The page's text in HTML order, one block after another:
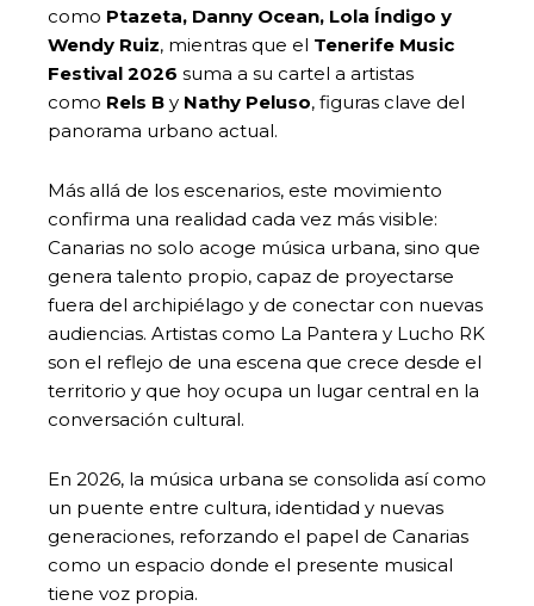
como Ptazeta, Danny Ocean, Lola Índigo y
Wendy Ruiz, mientras que el Tenerife Music
Festival 2026 suma a su cartel a artistas
como Rels B y Nathy Peluso, figuras clave del
panorama urbano actual.
Más allá de los escenarios, este movimiento
confirma una realidad cada vez más visible:
Canarias no solo acoge música urbana, sino que
genera talento propio, capaz de proyectarse
fuera del archipiélago y de conectar con nuevas
audiencias. Artistas como La Pantera y Lucho RK
son el reflejo de una escena que crece desde el
territorio y que hoy ocupa un lugar central en la
conversación cultural.
En 2026, la música urbana se consolida así como
un puente entre cultura, identidad y nuevas
generaciones, reforzando el papel de Canarias
como un espacio donde el presente musical
tiene voz propia.